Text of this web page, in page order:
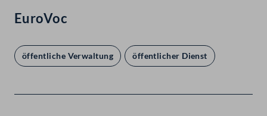
EuroVoc
öffentliche Verwaltung öffentlicher Dienst